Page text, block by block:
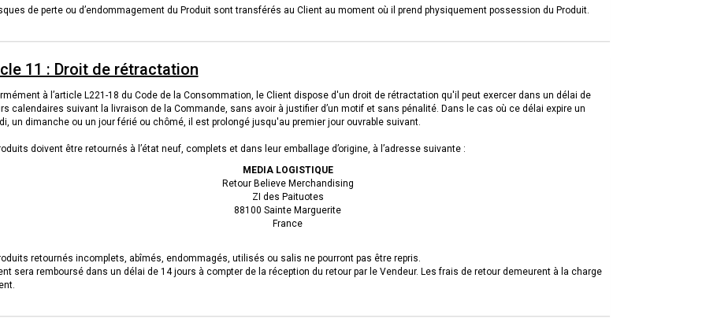
de perte ou d’endommagement du Produit sont transférés au Client au moment où il prend physiquement possession du Produit.
11 : Droit de rétractation
à l’article L221-18 du Code de la Consommation, le Client dispose d'un droit de rétractation qu'il peut exercer dans un délai de
calendaires suivant la livraison de la Commande, sans avoir à justifier d’un motif et sans pénalité. Dans le cas où ce délai expire un
un dimanche ou un jour férié ou chômé, il est prolongé jusqu'au premier jour ouvrable suivant.
doivent être retournés à l’état neuf, complets et dans leur emballage d’origine, à l’adresse suivante :
MEDIA LOGISTIQUE
Retour Believe Merchandising
ZI des Paituotes
88100 Sainte Marguerite
France
retournés incomplets, abîmés, endommagés, utilisés ou salis ne pourront pas être repris.
sera remboursé dans un délai de 14 jours à compter de la réception du retour par le Vendeur. Les frais de retour demeurent à la charge